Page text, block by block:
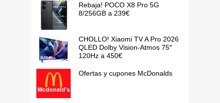
Rebaja! POCO X8 Pro 5G
8/256GB a 239€
CHOLLO! Xiaomi TV A Pro 2026
QLED Dolby Vision-Atmos 75″
120Hz a 450€
Ofertas y cupones McDonalds